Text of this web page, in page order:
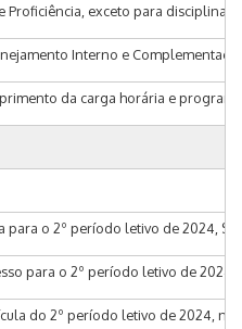
Proficiência, exceto para disciplina
Interno e
da carga horária e
o 2º período letivo de 2024,
para o 2º período letivo de
do 2º período letivo de 2024,